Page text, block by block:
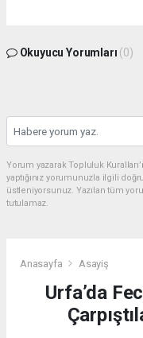
Okuyucu Yorumları (0)
Yorum yazarak Topluluk
yaptığınız yorumunuzla ilgili
üstleniyorsunuz. Yazılan tüm
tutulamaz.
Anasayfa Asayiş
Urfa’da